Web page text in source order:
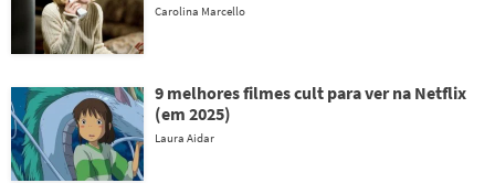
Carolina Marcello
9 melhores filmes cult para ver na Netflix
(em 2025)
Laura Aidar